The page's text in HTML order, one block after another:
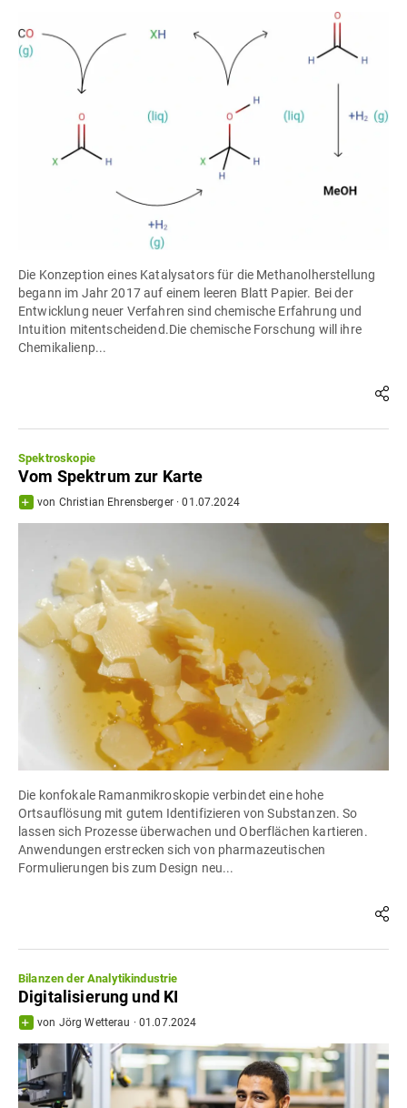
Die Konzeption eines Katalysators für die Methanolherstellung
begann im Jahr 2017 auf einem leeren Blatt Papier. Bei der
Entwicklung neuer Verfahren sind chemische Erfahrung und
Intuition mitentscheidend.Die chemische Forschung will ihre
Chemikalienp...
Spektroskopie
Vom Spektrum zur Karte
von Christian Ehrensberger·01.07.2024
Die konfokale Ramanmikroskopie verbindet eine hohe
Ortsauflösung mit gutem Identifizieren von Substanzen. So
lassen sich Prozesse überwachen und Oberflächen kartieren.
Anwendungen erstrecken sich von pharmazeutischen
Formulierungen bis zum Design neu...
Bilanzen der Analytikindustrie
Digitalisierung und KI
von Jörg Wetterau ·01.07.2024